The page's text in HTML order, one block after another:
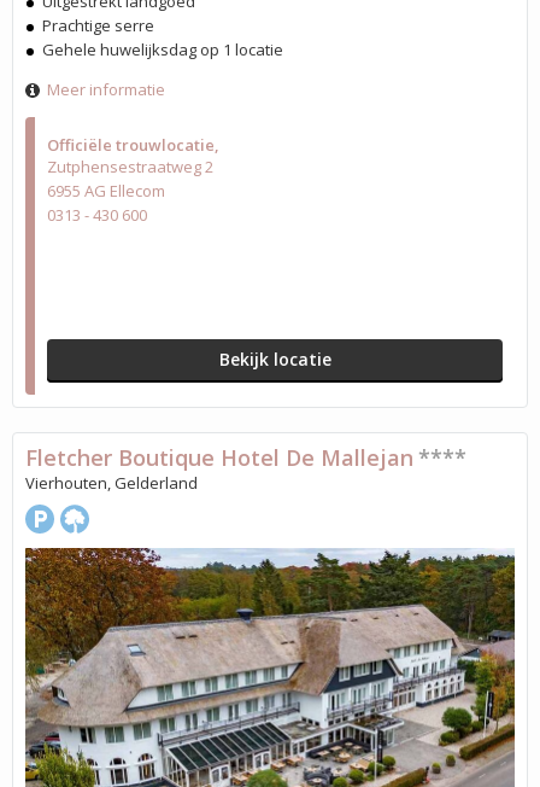
Officiële trouwlocatie
Zutphensestraatweg 2
6955 AG Ellecom
0313 - 430 600
Bekijk locatie
Prachtige serre
Gehele huwelijksdag op 1 locatie
Meer informatie
Fletcher Boutique Hotel De Mallejan ****
Vierhouten, Gelderland